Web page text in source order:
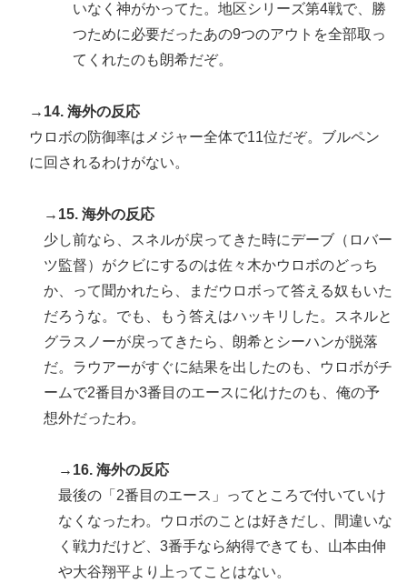
いなく神がかってた。地区シリーズ第4戦で、勝
つために必要だったあの9つのアウトを全部取っ
てくれたのも朗希だぞ。
→14. 海外の反応
ウロボの防御率はメジャー全体で11位だぞ。ブルペン
に回されるわけがない。
→15. 海外の反応
少し前なら、スネルが戻ってきた時にデーブ（ロバー
ツ監督）がクビにするのは佐々木かウロボのどっち
か、って聞かれたら、まだウロボって答える奴もいた
だろうな。でも、もう答えはハッキリした。スネルと
グラスノーが戻ってきたら、朗希とシーハンが脱落
だ。ラウアーがすぐに結果を出したのも、ウロボがチ
ームで2番目か3番目のエースに化けたのも、俺の予
想外だったわ。
→16. 海外の反応
最後の「2番目のエース」ってところで付いていけ
なくなったわ。ウロボのことは好きだし、間違いな
く戦力だけど、3番手なら納得できても、山本由伸
や大谷翔平より上ってことはない。